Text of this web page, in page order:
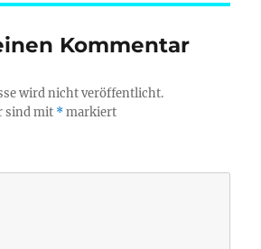
Kommentar
wird nicht veröffentlicht.
sind mit *markiert